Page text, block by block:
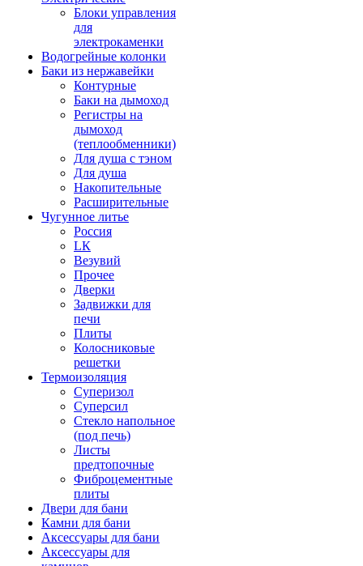
Блоки управления
для
электрокаменки
Водогрейные колонки
Баки из нержавейки
Контурные
Баки на дымоход
Регистры на
дымоход
(теплообменники)
Для душа с тэном
Для душа
Накопительные
Расширительные
Чугунное литье
Россия
LК
Везувий
Прочее
Дверки
Задвижки для
печи
Плиты
Колосниковые
решетки
Термоизоляция
Суперизол
Суперсил
Стекло напольное
(под печь)
Листы
предтопочные
Фиброцементные
плиты
Двери для бани
Камни для бани
Аксессуары для бани
Аксессуары для